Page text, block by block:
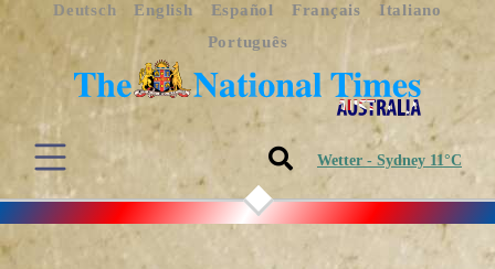
Deutsch English Español Français
Italiano
Português
Wetter - Sydney 11°C